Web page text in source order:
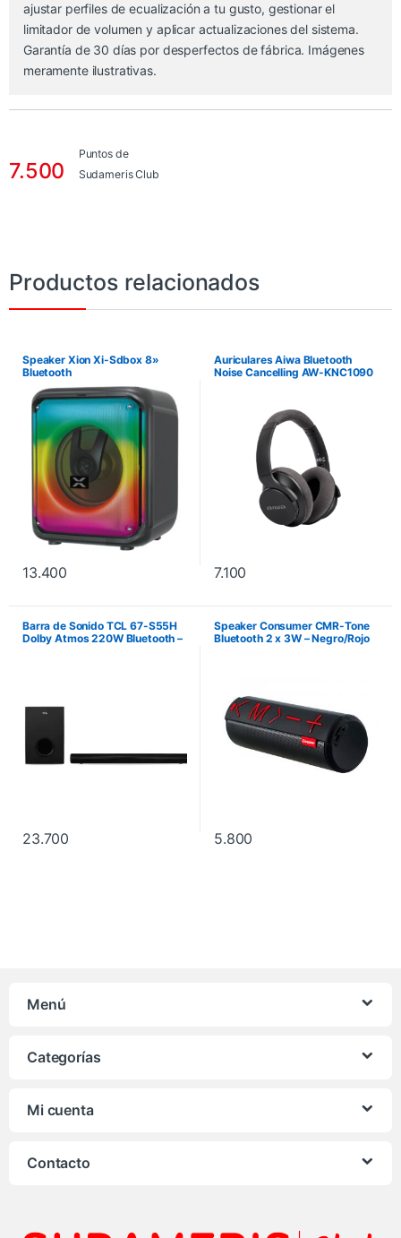
ajustar perfiles de ecualización a tu gusto, gestionar el
limitador de volumen y aplicar actualizaciones del sistema.
Garantía de 30 días por desperfectos de fábrica. Imágenes
meramente ilustrativas.
7.500
Puntos de
Sudameris Club
Productos relacionados
Speaker Xion Xi-Sdbox 8»
Bluetooth
13.400
Auriculares Aiwa Bluetooth
Noise Cancelling AW-KNC1090
7.100
Barra de Sonido TCL 67-S55H
Dolby Atmos 220W Bluetooth –
23.700
Speaker Consumer CMR-Tone
Bluetooth 2 x 3W – Negro/Rojo
5.800
Menú
Categorías
Mi cuenta
Contacto